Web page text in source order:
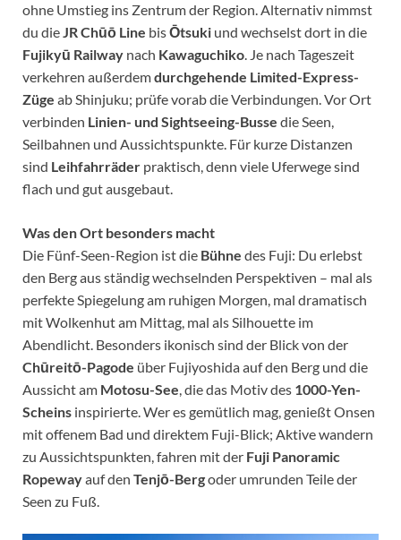
ohne Umstieg ins Zentrum der Region. Alternativ nimmst
du dieJR Chūō Line bisŌtsuki und wechselst dort in die
Fujikyū Railway nach Kawaguchiko. Je nach Tageszeit
verkehren außerdemdurchgehende Limited-Express-
Züge ab Shinjuku; prüfe vorab die Verbindungen. Vor Ort
verbinden Linien- und Sightseeing-Busse die Seen,
Seilbahnen und Aussichtspunkte. Für kurze Distanzen
sind Leihfahrräder praktisch, denn viele Uferwege sind
flach und gut ausgebaut.
Was den Ort besonders macht
Die Fünf-Seen-Region ist die Bühne des Fuji: Du erlebst
den Berg aus ständig wechselnden Perspektiven – mal als
perfekte Spiegelung am ruhigen Morgen, mal dramatisch
mit Wolkenhut am Mittag, mal als Silhouette im
Abendlicht. Besonders ikonisch sind der Blick von der
Chūreitō-Pagode über Fujiyoshida auf den Berg und die
Aussicht am Motosu-See, die das Motiv des 1000-Yen-
Scheins inspirierte. Wer es gemütlich mag, genießt Onsen
mit offenem Bad und direktem Fuji-Blick; Aktive wandern
zu Aussichtspunkten, fahren mit der Fuji Panoramic
Ropewayauf den Tenjō-Bergoder umrunden Teile der
Seen zu Fuß.